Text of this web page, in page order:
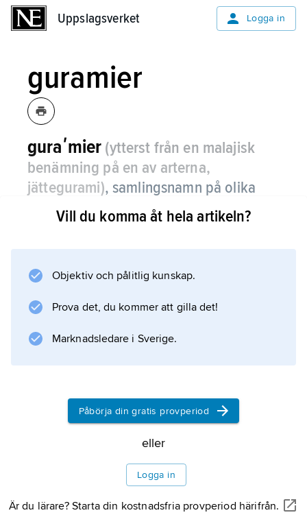
Uppslagsverket Logga in
guramier
guraʹmier (ytterst från en malajisk
benämning på en av arterna,
jättegurami), samlingsnamn på olika
arter labyrintfiskar i familjerna
kyssguramier, guramier och
Vill du komma åt hela artikeln?
Objektiv och pålitlig kunskap.
Prova det, du kommer att gilla det!
Marknadsledare i Sverige.
Påbörja din gratis provperiod
eller
Logga in
Är du lärare? Starta din kostnadsfria provperiod härifrån.